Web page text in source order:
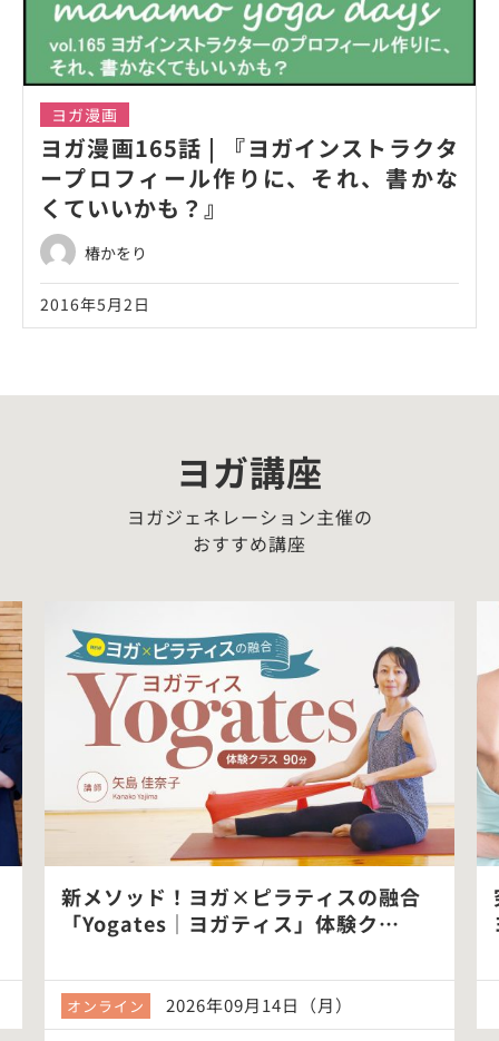
ヨガ漫画
ヨガ漫画165話 | 『ヨガインストラクタ
ープロフィール作りに、それ、書かな
くていいかも？』
椿かをり
2016年5月2日
ヨガ講座
ヨガジェネレーション主催の
おすすめ講座
新メソッド！ヨガ×ピラティスの融合
「Yogates｜ヨガティス」体験ク…
オンライン 2026年09月14日（月）